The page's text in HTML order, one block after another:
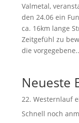
Valmetal,
den 24.06 ein
ca. 16km lange
Zeitgefühl zu
die
Neueste
22. Westernlauf
Schnell noch